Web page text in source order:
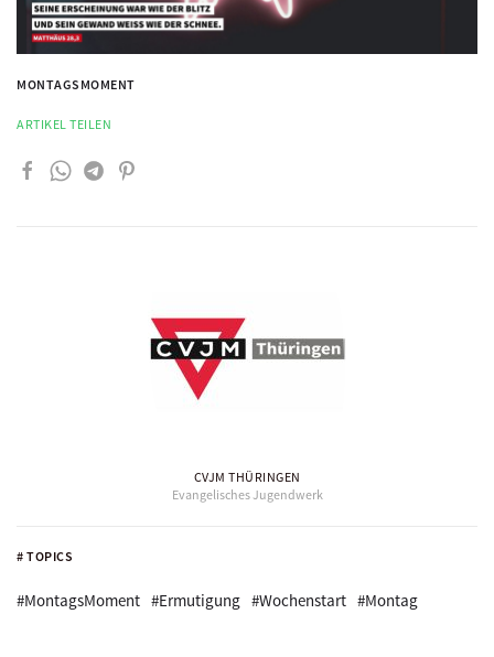
# TOPICS
#MontagsMoment #Ermutigung #Wochenstart #Montag
MONTAGSMOMENT
ARTIKEL TEILEN
CVJM THÜRINGEN
Evangelisches Jugendwerk